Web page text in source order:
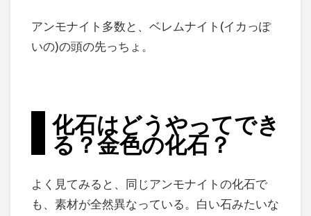
アンモナイト多数と、ベレムナイト(イカっぽ
いの)の頭の先っちょ。
化石はどうやってでき
る？金色の化石？
よく見てみると、同じアンモナイトの化石で
も、素材が全然異なっている。白い石みたいな